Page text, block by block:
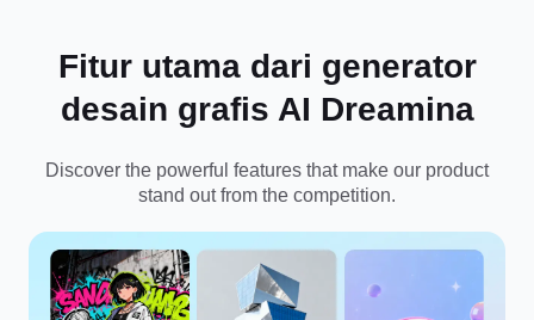
Fitur utama dari generator
desain grafis AI Dreamina
Discover the powerful features that make our product
stand out from the competition.